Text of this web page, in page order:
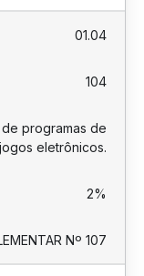
01.04
104
programas de
eletrônicos.
2%
Nº 107